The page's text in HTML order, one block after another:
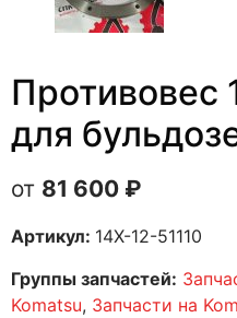
Противовес
для
81 600 ₽
Артикул: 14X-12-51110
Группы запчастей:
Komatsu, Запчасти на